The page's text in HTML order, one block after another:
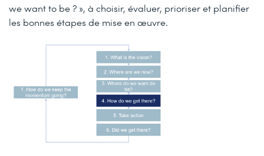
we want to be ? », à choisir, évaluer, prioriser et planifier
les bonnes étapes de mise en œuvre.